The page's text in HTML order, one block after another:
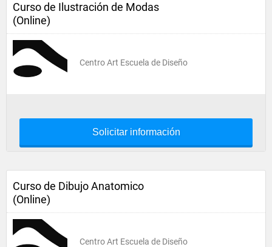
Curso de Ilustración de Modas
(Online)
Centro Art Escuela de Diseño
Solicitar información
Curso de Dibujo Anatomico
(Online)
Centro Art Escuela de Diseño